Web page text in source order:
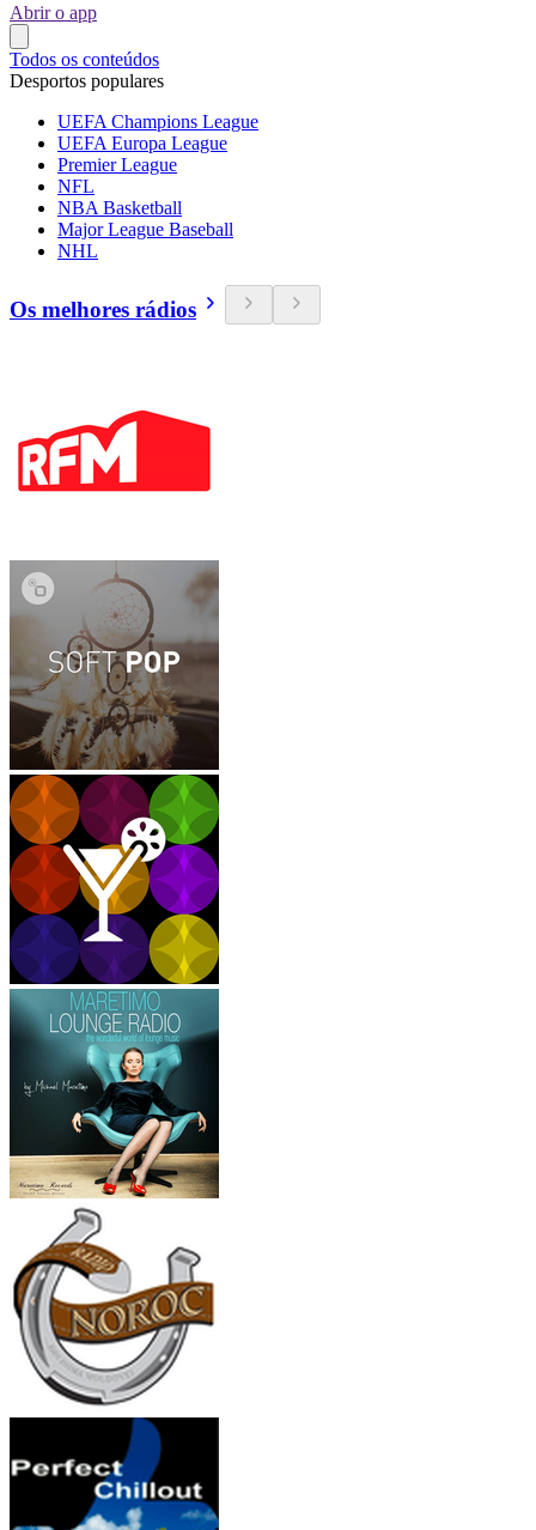
Abrir o app
Todos os conteúdos
Desportos populares
UEFA Champions League
UEFA Europa League
Premier League
NFL
NBA Basketball
Major League Baseball
NHL
Os melhores rádios